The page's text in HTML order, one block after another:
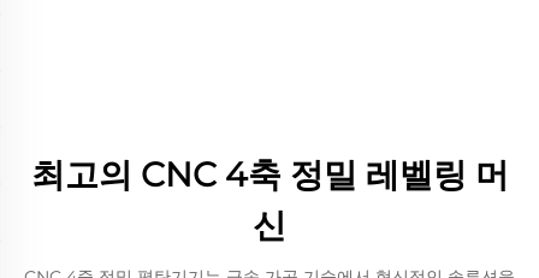
최고의 CNC 4축 정밀 레벨링 머
신